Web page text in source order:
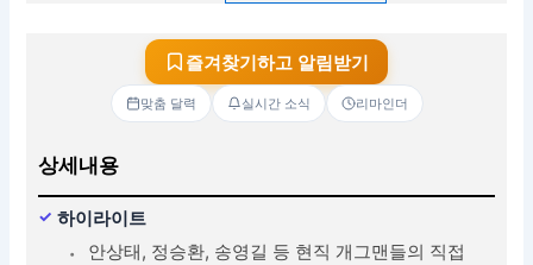
즐겨찾기하고 알림받기
맞춤 달력 실시간 소식 리마인더
상세내용
하이라이트
안상태, 정승환, 송영길 등 현직 개그맨들의 직접